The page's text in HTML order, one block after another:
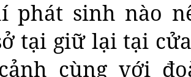
phát sinh nào
tại giữ lại tại
cùng với